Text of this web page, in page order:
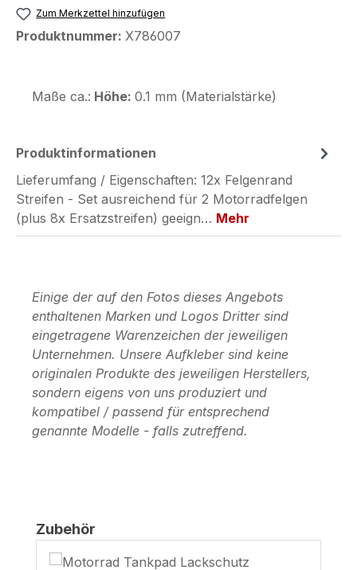
Zum Merkzettel hinzufügen
Produktnummer: X786007
Maße ca.: Höhe: 0.1 mm (Materialstärke)
Produktinformationen
Lieferumfang / Eigenschaften: 12x Felgenrand
Streifen - Set ausreichend für 2 Motorradfelgen
(plus 8x Ersatzstreifen) geeign… Mehr
Einige der auf den Fotos dieses Angebots
enthaltenen Marken und Logos Dritter sind
eingetragene Warenzeichen der jeweiligen
Unternehmen. Unsere Aufkleber sind keine
originalen Produkte des jeweiligen Herstellers,
sondern eigens von uns produziert und
kompatibel / passend für entsprechend
genannte Modelle - falls zutreffend.
Produktgalerie überspringen
Zubehör